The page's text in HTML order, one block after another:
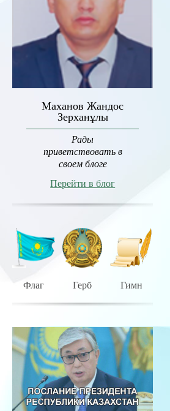
Маханов Жандос
Зерханұлы
Рады
приветствовать в
своем блоге
Перейти в блог
Флаг Герб Гимн